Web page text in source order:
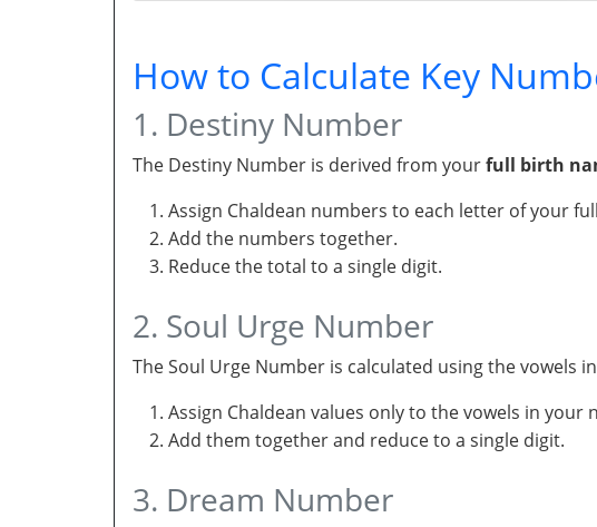
How to Calculate Key
1. Destiny Number
The Destiny Number is derived from yourfull birth
Assign Chaldean numbers to each letter of your
Add the numbers together.
Reduce the total to a single digit.
2. Soul Urge Number
The Soul Urge Number is calculated using the
Assign Chaldean values only to the vowels in your
Add them together and reduce to a single digit.
3. Dream Number